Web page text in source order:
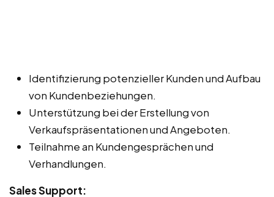
Identifizierung potenzieller Kunden und Aufbau
von Kundenbeziehungen.
Unterstützung bei der Erstellung von
Verkaufspräsentationen und Angeboten.
Teilnahme an Kundengesprächen und
Verhandlungen.
Sales Support: